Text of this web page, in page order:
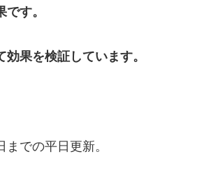
す。
果を検証しています。
での平日更新。